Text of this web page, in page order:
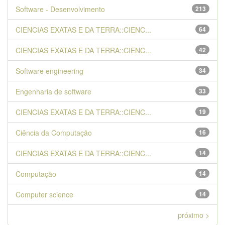
213
Software - Desenvolvimento
64
CIENCIAS EXATAS E DA TERRA::CIENC...
42
CIENCIAS EXATAS E DA TERRA::CIENC...
34
Software engineering
33
Engenharia de software
19
CIENCIAS EXATAS E DA TERRA::CIENC...
16
Ciência da Computação
14
CIENCIAS EXATAS E DA TERRA::CIENC...
14
Computação
14
Computer science
próximo >